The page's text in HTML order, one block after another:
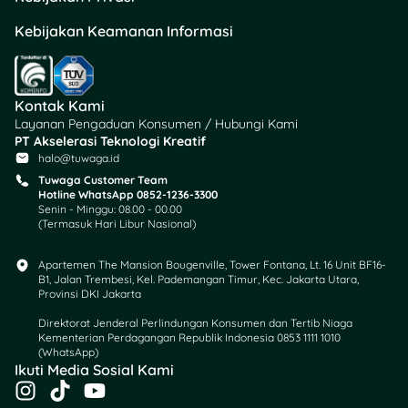
nggak akan kepotong tiap
bulan.
fleksibel: bisa buat bayar
via QRIS, transfer
antarbank, dan top up
saldo tanpa ribet.
🏦 Aman & legal: karena
diawasi OJK dan dijamin
LPS, serta diaudit oleh
Dewan Pengawas Syariah
(DPS) untuk memastikan
sesuai prinsip Islam.
juga tetap bisa kamu akses
langsung dari aplikasi
GoPay atau Gojek, tanpa
perlu buka aplikasi
Kebijakan Keamanan Informasi
Kontak Kami
Layanan Pengaduan Konsumen / Hubungi Kami
PT Akselerasi Teknologi Kreatif
halo@tuwaga.id
Tuwaga Customer Team
Hotline WhatsApp 0852-1236-3300
Senin - Minggu: 08.00 - 00.00
(Termasuk Hari Libur Nasional)
Apartemen The Mansion Bougenville, Tower Fontana, Lt. 16 Unit BF16-
B1, Jalan Trembesi, Kel. Pademangan Timur, Kec. Jakarta Utara,
Provinsi DKI Jakarta
Direktorat Jenderal Perlindungan Konsumen dan Tertib Niaga
Kementerian Perdagangan Republik Indonesia 0853 1111 1010
(WhatsApp)​
Ikuti Media Sosial Kami
I
T
Y